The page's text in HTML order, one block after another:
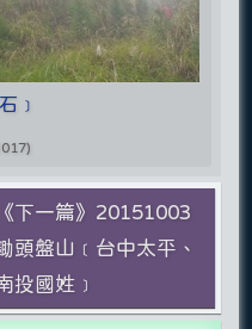
﹞
《下一篇》20151003
頭盤山﹝台中太平、
投國姓﹞